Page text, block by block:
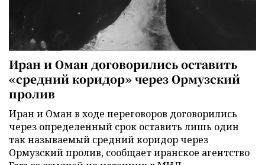
Иран и Оман договорились оставить
«средний коридор» через Ормузский
пролив
Иран и Оман в ходе переговоров договорились
через определенный срок оставить лишь один
так называемый средний коридор через
Ормузский пролив, сообщает иранское агентство